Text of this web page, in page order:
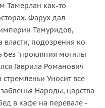
Тамерлан как-то
Фарух дал
Темуридов,
подозрения ко
без "проклятия могилы
Гаврила Романович
Уносит все
Народы, царства
в кафе на перевале -